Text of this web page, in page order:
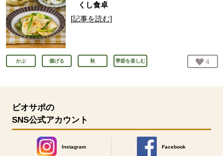
くし食卓
[記事を読む]
かぶ 揚げる 秋 季節を楽しむ お気
4
ビオサポの
SNS公式アカウント
Instagram
別のウィンドウで開きます。
Facebook
別のウィンドウで開きます